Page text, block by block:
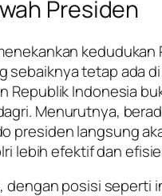
Presiden
kedudukan
sebaiknya tetap ada
Republik Indonesia
Menurutnya,
presiden langsung
lebih efektif dan
dengan posisi seperti